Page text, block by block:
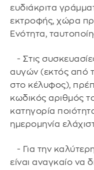
ευδιάκριτα
εκτροφής, χώρα
Ενότητα,
- Στις
αυγών (εκτός από
στο κέλυφος),
κωδικός αριθμός
κατηγορία
ημερομηνία
- Για την
είναι αναγκαίο να